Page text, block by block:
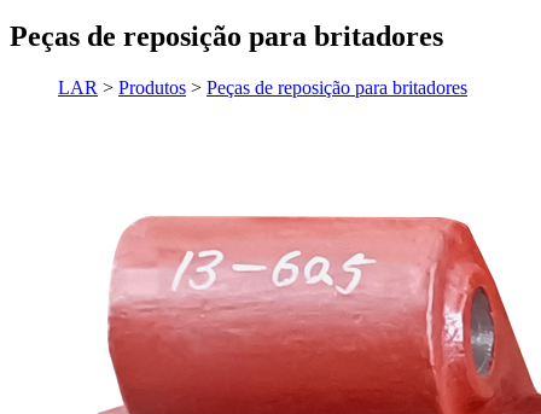
Peças de reposição para britadores
LAR > Produtos > Peças de reposição para britadores